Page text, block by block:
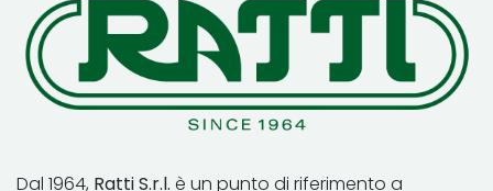
Dal 1964, Ratti S.r.l. è un punto di riferimento a